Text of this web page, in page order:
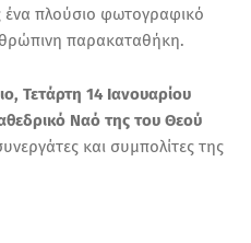
ένα πλούσιο φωτογραφικό
παρακαταθήκη.
Τετάρτη 14 Ιανουαρίου
Ναό της του Θεού
και συμπολίτες της